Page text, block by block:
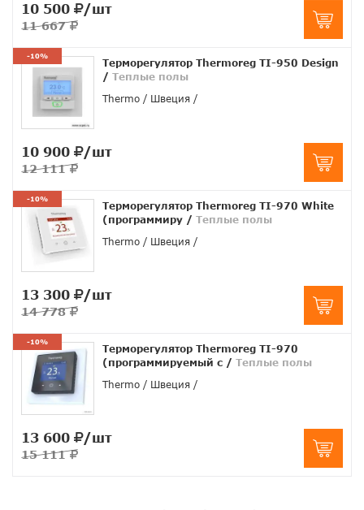
10 500 /шт
11 667
-10%
Терморегулятор Thermoreg TI-950 Design
/ Теплые полы
Thermo
Швеция
10 900 /шт
12 111
-10%
Терморегулятор Thermoreg TI-970 White
(программиру / Теплые полы
Thermo
Швеция
13 300 /шт
14 778
-10%
Терморегулятор Thermoreg TI-970
(программируемый с / Теплые полы
Thermo
Швеция
13 600 /шт
15 111